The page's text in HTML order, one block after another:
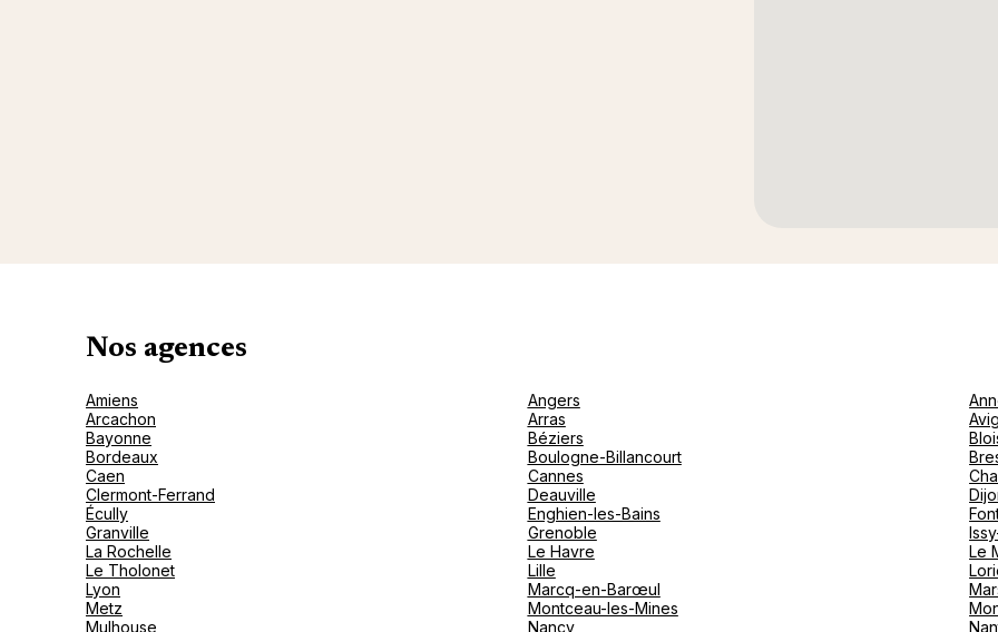
Nos agences
Amiens Angers
Arcachon
Arras
Bayonne
Béziers
Bordeaux
Boulogne-Billancourt
Caen
Cannes
Clermont-Ferrand
Deauville
Écully
Enghien-les-Bains
Granville
Grenoble
La Rochelle
Le Havre
Le
Le Tholonet
Lille
Lyon
Marcq-en-Barœul
Metz
Montceau-les-Mines
Mulhouse
Nancy